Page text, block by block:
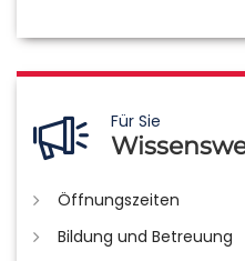
Für Sie
Öffnungszeiten
Bildung und Betreuung